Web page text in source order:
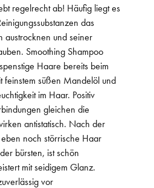
regelrecht ab! Häufig liegt es
das
austrocknen und seiner
Smoothing Shampoo
Haare bereits beim
feinstem süßen Mandelöl und
im Haar. Positiv
gleichen die
antistatisch. Nach der
noch störrische Haar
bürsten, ist schön
mit seidigem Glanz.
vor